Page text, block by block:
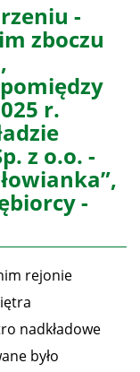
-
zboczu
r.
z o.o. -
-
rejonie
nadkładowe
było